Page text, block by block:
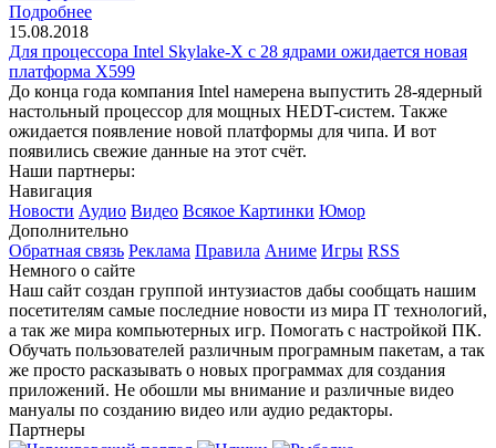
Подробнее
15.08.2018
Для процессора Intel Skylake-X с 28 ядрами ожидается новая
платформа X599
До конца года компания Intel намерена выпустить 28-ядерный
настольный процессор для мощных HEDT-систем. Также
ожидается появление новой платформы для чипа. И вот
появились свежие данные на этот счёт.
Наши партнеры:
Навигация
Новости Аудио Видео Всякое Картинки Юмор
Дополнительно
Обратная связь Реклама Правила Аниме Игры RSS
Немного о сайте
Наш сайт создан группой интузиастов дабы сообщать нашим
посетителям самые последние новости из мира IT технологий,
а так же мира компьютерных игр. Помогать с настройкой ПК.
Обучать пользователей различным програмным пакетам, а так
же просто расказывать о новых программах для создания
приложений. Не обошли мы внимание и различные видео
мануалы по созданию видео или аудио редакторы.
Партнеры